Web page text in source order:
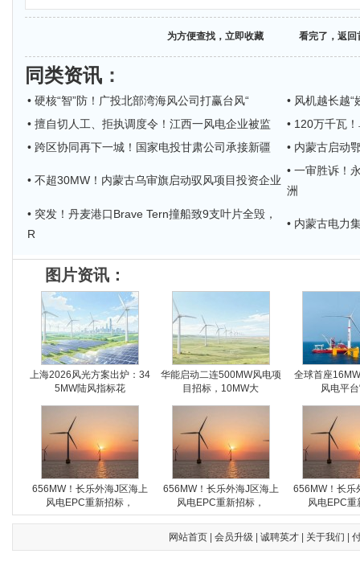
为方便查找，立即收藏 看完了，返回
同类资讯 ：
• 硬核“智”防！广投北部湾海风公司打赢台风“
• 风机越长越
• 擅自切人工、拒执调度令！江西一风电企业被监
• 120万千瓦
• 跨区协同再下一城！国家电投甘肃公司承接新疆
• 内蒙古启动
• 不超30MW！内蒙古乌审旗启动驭风项目投资企业
• 一审胜诉！
洲
• 突发！丹麦港口Brave Tern撞船致9支叶片全毁，
R
• 内蒙古电力
图片资讯：
上海2026风光方案出炉：34
5MW陆风指标花
华能启动二连500MW风电项
目招标，10MW大
全球首座
风电平
656MW！长乐外海J区海上
风电EPC重新招标，
656MW！长乐外海J区海上
风电EPC重新招标，
656MW！长乐
风电EPC重
网站首页| 会员升级 诚聘英才| 关于我们